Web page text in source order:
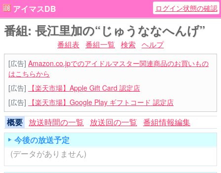
アイマスDB ログイン状態の確認
番組: 長江里加の“じゅうななへんげ”
番組表 番組一覧 検索 ヘルプ
[広告] Amazon.co.jpでのアイドルマスター関連商品のお買いもの
はこちらから
[広告]
【楽天市場】Apple Gift Card 認定店
[広告]
【楽天市場】Google Play ギフトコード 認定店
概要 放送時間の一覧 放送回の一覧 番組情報編集
今後の放送予定
(データがありません)